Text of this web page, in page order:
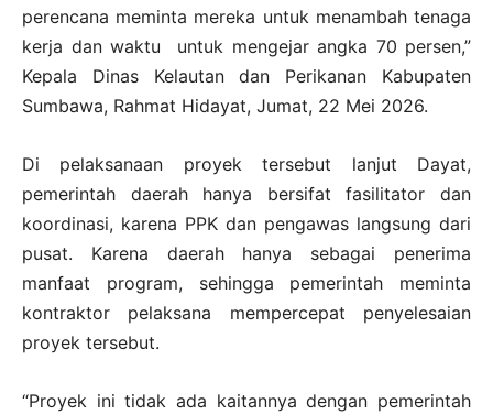
perencana meminta mereka untuk menambah tenaga
kerja dan waktu untuk mengejar angka 70 persen,”
Kepala Dinas Kelautan dan Perikanan Kabupaten
Sumbawa, Rahmat Hidayat, Jumat, 22 Mei 2026.
Di pelaksanaan proyek tersebut lanjut Dayat,
pemerintah daerah hanya bersifat fasilitator dan
koordinasi, karena PPK dan pengawas langsung dari
pusat. Karena daerah hanya sebagai penerima
manfaat program, sehingga pemerintah meminta
kontraktor pelaksana mempercepat penyelesaian
proyek tersebut.
“Proyek ini tidak ada kaitannya dengan pemerintah